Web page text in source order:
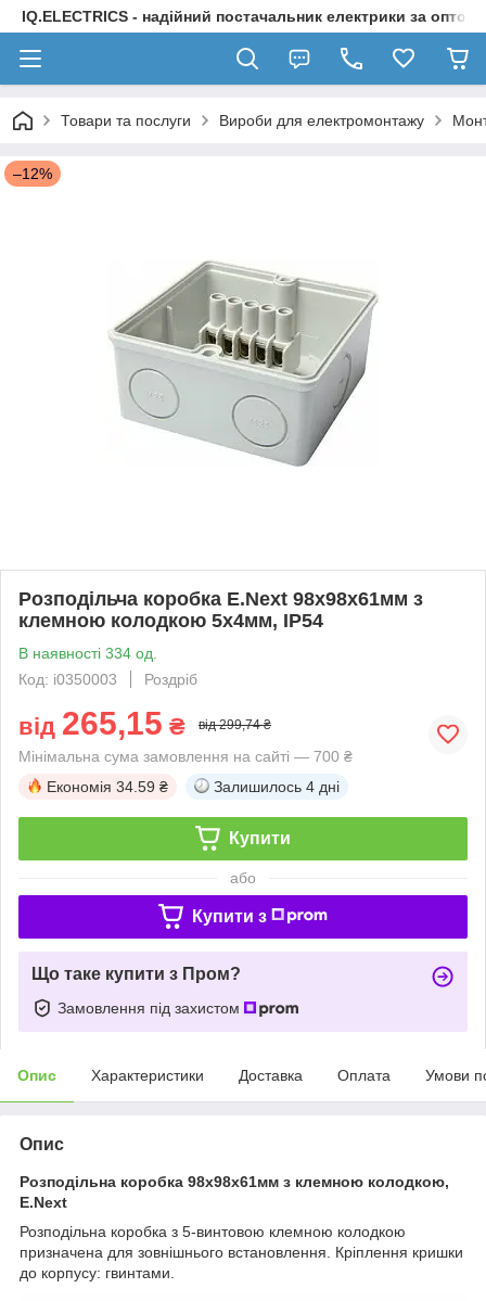
IQ.ELECTRICS - надійний постачальник електрики за
Товари та послуги Вироби для електромонтажу
–12%
Розподільча коробка E.Next 98х98х61мм з
клемною колодкою 5х4мм, IP54
В наявності 334 од.
Код: i0350003
Роздріб
від 265,15 ₴ від 299,74 ₴
Мінімальна сума замовлення на сайті — 700 ₴
Економія 34.59 ₴ Залишилось 4 дні
Купити
або
Купити з
Що таке купити з Пром?
Замовлення під захистом
Опис Характеристики Доставка Оплата Умови
Опис
Розподільна коробка 98х98х61мм з клемною колодкою,
E.Next
Розподільна коробка з 5-винтовою клемною колодкою
призначена для зовнішнього встановлення. Кріплення кришки
до корпусу: гвинтами.